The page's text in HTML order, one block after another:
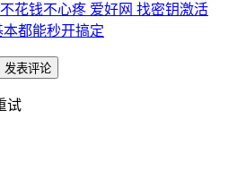
花钱不心疼 爱好网 找密钥激活
本都能秒开搞定
发表评论
试